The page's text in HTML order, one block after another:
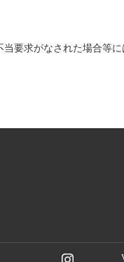
要求がなされた場合等